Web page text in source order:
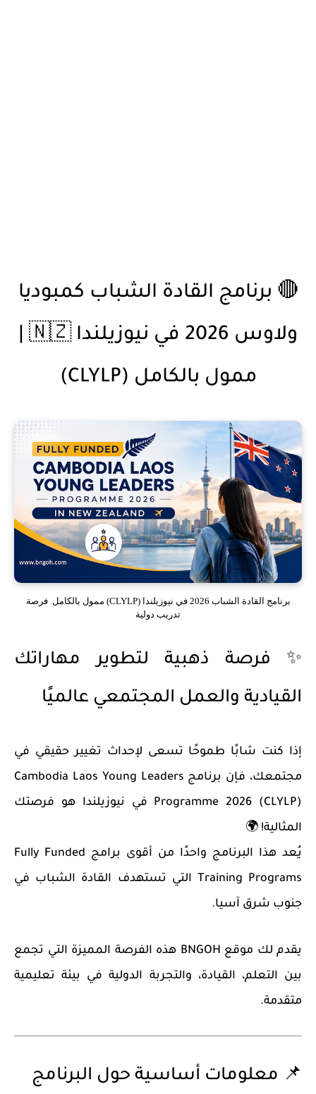
🔴 برنامج القادة الشباب كمبوديا
ممول بالكامل (CLYLP)
برنامج القادة الشباب 2026 في نيوزيلندا (CLYLP) ممول بالكامل فرصة
تدريب دولية
✨ فرصة ذهبية لتطوير مهاراتك
القيادية والعمل المجتمعي عالميًا
إذا كنت شابًا طموحًا تسعى لإحداث تغيير حقيقي في
مجتمعك، فإن
برنامج Cambodia Laos Young Leaders
Programme 2026 (CLYLP) في نيوزيلندا هو فرصتك
المثالية! 🌍
يُعد هذا البرنامج واحدًا من أقوى برامج Fully Funded
Training Programs
التي تستهدف القادة الشباب في
جنوب شرق آسيا.
يقدم لك موقع BNGOH هذه الفرصة المميزة التي تجمع
بين التعلم، القيادة، والتجربة الدوليةفي بيئة تعليمية
متقدمة.
📌 معلومات أساسية حول البرنامج